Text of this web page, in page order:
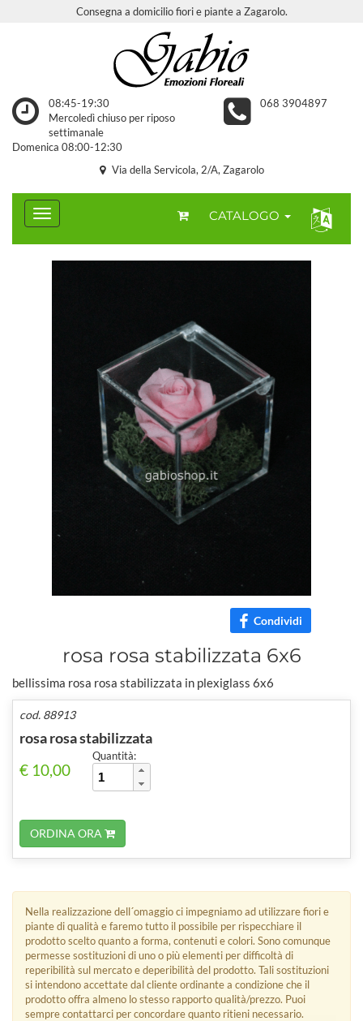
Consegna a domicilio fiori e piante a Zagarolo.
08:45-19:30
Mercoledì chiuso per riposo
settimanale
Domenica 08:00-12:30
068 3904897
Via della Servicola, 2/A, Zagarolo
CATALOGO
Condividi
rosa rosa stabilizzata 6x6
bellissima rosa rosa stabilizzata in plexiglass 6x6
cod. 88913
rosa rosa stabilizzata
€ 10,00
Quantità:
ORDINA ORA
Nella realizzazione dell´omaggio ci impegniamo ad utilizzare fiori e
piante di qualità e faremo tutto il possibile per rispecchiare il
prodotto scelto quanto a forma, contenuti e colori. Sono comunque
permesse sostituzioni di uno o più elementi per difficoltà di
reperibilità sul mercato e deperibilità del prodotto. Tali sostituzioni
si intendono accettate dal cliente ordinante a condizione che il
prodotto offra almeno lo stesso rapporto qualità/prezzo. Puoi
sempre contattarci per concordare quanto ritieni necessario.